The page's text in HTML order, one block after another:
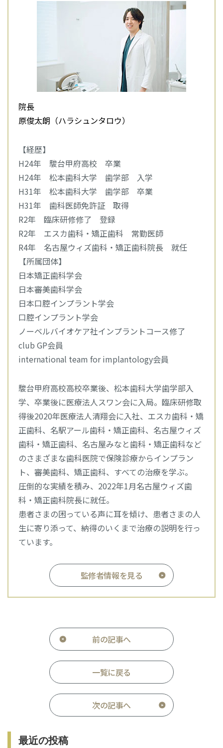
院長
原俊太朗（ハラシュンタロウ）
【経歴】
H24年 駿台甲府高校 卒業
H24年 松本歯科大学 歯学部 入学
H31年 松本歯科大学 歯学部 卒業
H31年 歯科医師免許証 取得
R2年 臨床研修修了 登録
R2年 エスカ歯科・矯正歯科 常勤医師
R4年 名古屋ウィズ歯科・矯正歯科院長 就任
【所属団体】
日本矯正歯科学会
日本審美歯科学会
日本口腔インプラント学会
口腔インプラント学会
ノーベルバイオケア社インプラントコース修了
club GP会員
international team for implantology会員
駿台甲府高校高校卒業後、松本歯科大学歯学部入
学、卒業後に医療法人スワン会に入局。臨床研修取
得後2020年医療法人清翔会に入社、エスカ歯科・矯
正歯科、名駅アール歯科・矯正歯科、名古屋ウィズ
歯科・矯正歯科、名古屋みなと歯科・矯正歯科など
のさまざまな歯科医院で保険診療からインプラン
ト、審美歯科、矯正歯科、すべての治療を学ぶ。
圧倒的な実績を積み、2022年1月名古屋ウィズ歯
科・矯正歯科院長に就任。
患者さまの困っている声に耳を傾け、患者さまの人
生に寄り添って、納得のいくまで治療の説明を行っ
ています。
監修者情報を見る
前の記事へ
一覧に戻る
次の記事へ
最近の投稿